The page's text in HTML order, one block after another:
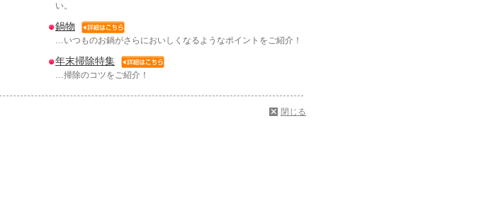
い。
鍋物
…いつものお鍋がさらにおいしくなるようなポイントをご紹介！
年末掃除特集
…掃除のコツをご紹介！
閉じる